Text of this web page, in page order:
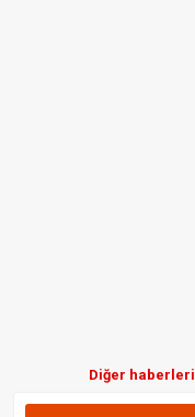
Diğer haberleri